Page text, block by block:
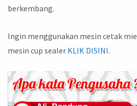
berkembang.
Ingin menggunakan mesin cetak mie
mesin cup sealer KLIK DISINI.